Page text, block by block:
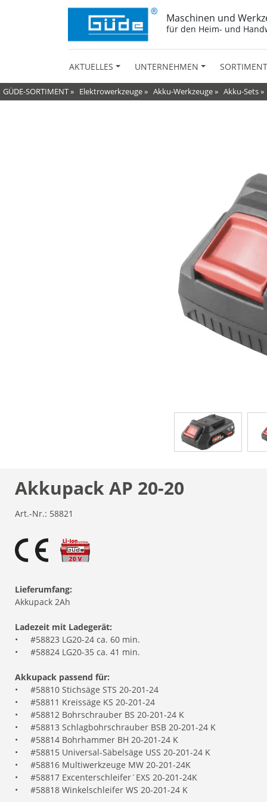
Maschinen und
für den Heim- und
AKTUELLES UNTERNEHMEN SORTIMENT
GÜDE-SORTIMENT» Elektrowerkzeuge» Akku-Werkzeuge» Akku-Sets»
Akkupack AP 20-20
Art.-Nr.: 58821
Lieferumfang:
Akkupack 2Ah
Ladezeit mit Ladegerät:
•
#58823 LG20-24 ca. 60 min.
•
#58824 LG20-35 ca. 41 min.
Akkupack passend für:
•
#58810 Stichsäge STS 20-201-24
•
#58811 Kreissäge KS 20-201-24
•
#58812 Bohrschrauber BS 20-201-24 K
•
#58813 Schlagbohrschrauber BSB 20-201-24 K
•
#58814 Bohrhammer BH 20-201-24 K
•
#58815 Universal-Säbelsäge USS 20-201-24 K
•
#58816 Multiwerkzeuge MW 20-201-24K
•
#58817 Excenterschleifer´EXS 20-201-24K
•
#58818 Winkelschleifer WS 20-201-24 K